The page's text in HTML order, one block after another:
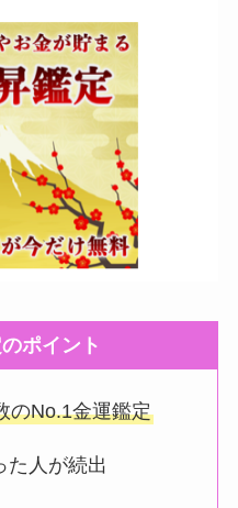
ポイント
のNo.1金運鑑定
た人が続出